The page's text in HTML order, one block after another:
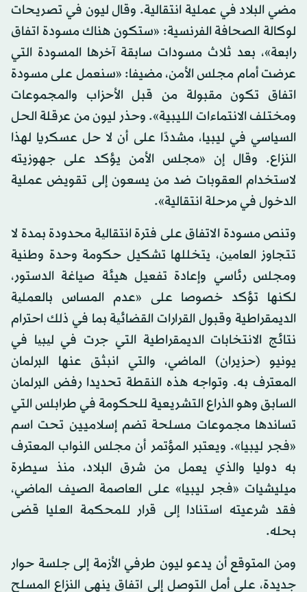
مضي البلاد في عملية انتقالية. وقال ليون في تصريحات
لوكالة الصحافة الفرنسية: «ستكون هناك مسودة اتفاق
رابعة»، بعد ثلاث مسودات سابقة آخرها المسودة التي
عرضت أمام مجلس الأمن، مضيفا: «سنعمل على مسودة
اتفاق تكون مقبولة من قبل الأحزاب والمجموعات
ومختلف الانتماءات الليبية». وحذر ليون من عرقلة الحل
السياسي في ليبيا، مشددًا على أن لا حل عسكريا لهذا
النزاع. وقال إن «مجلس الأمن يؤكد على جهوزيته
لاستخدام العقوبات ضد من يسعون إلى تقويض عملية
الدخول في مرحلة انتقالية».
وتنص مسودة الاتفاق على فترة انتقالیة محدودة بمدة لا
تتجاوز العامین، يتخللها تشكيل حكومة وحدة وطنية
ومجلس رئاسي وإعادة تفعيل هيئة صياغة الدستور،
لكنها تؤكد خصوصا على «عدم المساس بالعملیة
الديمقراطية وقبول القرارات القضائیة بما في ذلك احترام
نتائج الانتخابات الديمقراطية التي جرت في لیبیا في
يونيو (حزيران) الماضي، والتي انبثق عنها البرلمان
المعترف به. وتواجه هذه النقطة تحديدا رفض البرلمان
السابق وهو الذراع التشريعية للحكومة في طرابلس التي
تساندها مجموعات مسلحة تضم إسلاميين تحت اسم
«فجر ليبيا». ويعتبر المؤتمر أن مجلس النواب المعترف
به دوليا والذي يعمل من شرق البلاد، منذ سيطرة
ميليشيات «فجر ليبيا» على العاصمة الصيف الماضي،
فقد شرعيته استنادا إلى قرار للمحكمة العليا قضى
بحله.
ومن المتوقع أن يدعو ليون طرفي الأزمة إلى جلسة حوار
جديدة، على أمل التوصل إلى اتفاق ينهي النزاع المسلح